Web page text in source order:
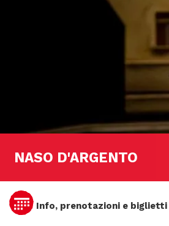
NASO D'ARGENTO
Info, prenotazioni e biglietti